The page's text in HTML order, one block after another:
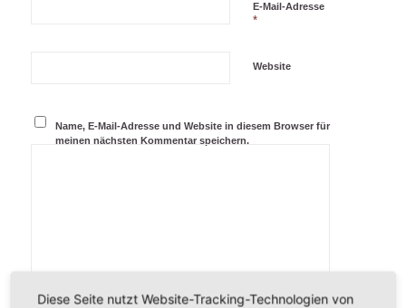
E-Mail-Adresse
*
Website
Name, E-Mail-Adresse und Website in diesem Browser für
meinen nächsten Kommentar speichern.
Diese Seite nutzt Website-Tracking-Technologien von